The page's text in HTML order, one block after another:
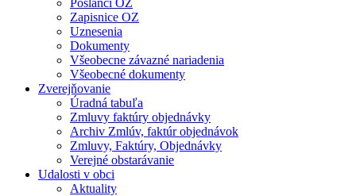
Poslanci OZ
Zapisnice OZ
Uznesenia
Dokumenty
Všeobecne závazné nariadenia
Všeobecné dokumenty
Zverejňovanie
Úradná tabuľa
Zmluvy faktúry objednávky
Archiv Zmlúv, faktúr objednávok
Zmluvy, Faktúry, Objednávky
Verejné obstarávanie
Udalosti v obci
Aktuality